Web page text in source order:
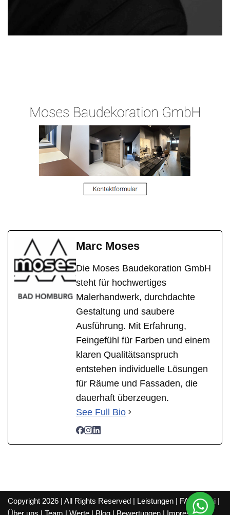
Marc Moses
Die Moses Baudekoration GmbH
steht für hochwertiges
Malerhandwerk, durchdachte
Gestaltung und saubere
Ausführung. Mit Erfahrung,
Feingefühl für Farben und einem
klaren Qualitätsanspruch
entstehen individuelle Lösungen
für Räume und Fassaden, die
dauerhaft überzeugen.
See Full Bio
Copyright 2026 | All Rights Reserved | Leistungen | FAQ|Wiki |
Über uns | Team | Werte | Blog | Bewertungen | Impressum|